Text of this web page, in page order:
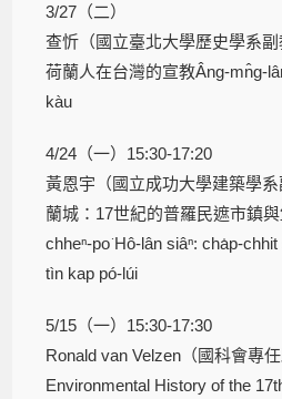
3/27（二）
查忻（國立臺北大學歷史學系副
荷蘭人在台灣的宣教Âng-mn̂g-
kàu
4/24（一）15:30-17:20
黃恩宇（國立成功大學建築學
蘭城：17世紀的普羅民遮市鎮
chheⁿ-po͘ Hô-lân siâⁿ: cha̍p-
tìn kap pó-lúi
5/15（一）15:30-17:30
Ronald van Velzen（國科會專
Environmental History of the